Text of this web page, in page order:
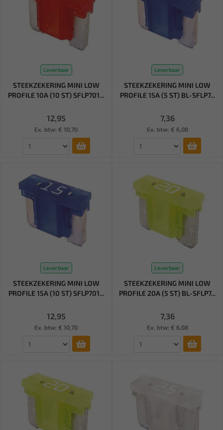
Leverbaar
STEEKZEKERING MINI LOW
PROFILE 10A (10 ST) SFLP701...
12,95
Ex. btw: € 10,70
Leverbaar
STEEKZEKERING MINI LOW
PROFILE 15A (5 ST) BL-SFLP7...
7,36
Ex. btw: € 6,08
Leverbaar
STEEKZEKERING MINI LOW
PROFILE 15A (10 ST) SFLP701...
12,95
Ex. btw: € 10,70
Leverbaar
STEEKZEKERING MINI LOW
PROFILE 20A (5 ST) BL-SFLP7...
7,36
Ex. btw: € 6,08